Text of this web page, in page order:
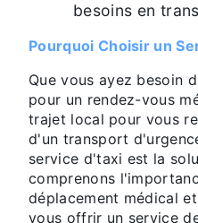
besoins en
Pourquoi Choisir un
Que vous ayez besoin
pour un rendez-vous
trajet local pour vous
d'un transport
service d'taxi est la
comprenons
déplacement médical
vous offrir un service